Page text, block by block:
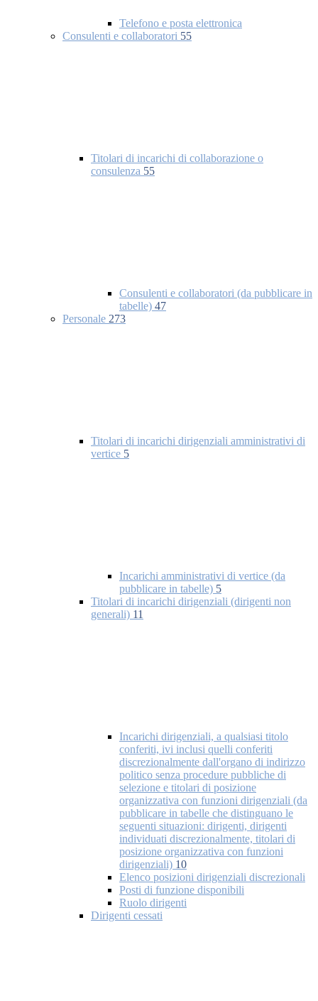
Telefono e posta elettronica
Consulenti e collaboratori 55
Titolari di incarichi di collaborazione o
consulenza 55
Consulenti e collaboratori (da pubblicare in
tabelle) 47
Personale 273
Titolari di incarichi dirigenziali amministrativi di
vertice 5
Incarichi amministrativi di vertice (da
pubblicare in tabelle) 5
Titolari di incarichi dirigenziali (dirigenti non
generali) 11
Incarichi dirigenziali, a qualsiasi titolo
conferiti, ivi inclusi quelli conferiti
discrezionalmente dall'organo di indirizzo
politico senza procedure pubbliche di
selezione e titolari di posizione
organizzativa con funzioni dirigenziali (da
pubblicare in tabelle che distinguano le
seguenti situazioni: dirigenti, dirigenti
individuati discrezionalmente, titolari di
posizione organizzativa con funzioni
dirigenziali) 10
Elenco posizioni dirigenziali discrezionali
Posti di funzione disponibili
Ruolo dirigenti
Dirigenti cessati